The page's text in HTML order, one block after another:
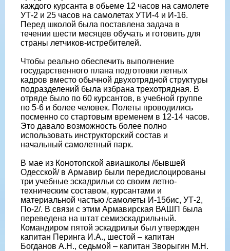
каждого курсанта в обьеме 12 часов на самолете
УТ-2 и 25 часов на самолетах УТИ-4 и И-16.
Перед школой была поставлена задача в
течении шести месяцев обучать и готовить для
страны летчиков-истребителей.
Чтобы реально обеспечить выполнение
государственного плана подготовки летных
кадров вместо обычной двухотрядной структуры
подразделений была избрана трехотрядная. В
отряде было по 60 курсантов, в учебной группе
по 5-6 и более человек. Полеты проводились
посменно со стартовым временем в 12-14 часов.
Это давало возможность более полно
использовать инструкторский состав и
начальный самолетный парк.
В мае из Конотопской авиашколы /бывшей
Одесской/ в Армавир были передислоцированы
три учебные эскадрильи со своим летно-
техническим составом, курсантами и
материальной частью /самолеты И-15бис, УТ-2,
По-2/. В связи с этим Армавирская ВАШП была
переведена на штат семиэскадрильный.
Командиром пятой эскадрильи был утвержден
капитан Перинга И.А., шестой – капитан
Богданов А.Н., седьмой – капитан Зворыгин М.Н.